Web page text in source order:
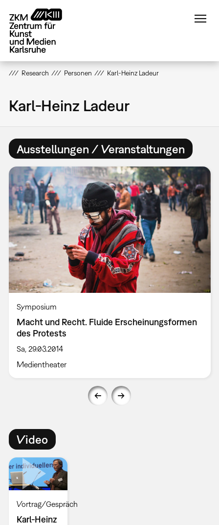
zum
Inhalt
Research Personen Karl-Heinz Ladeur
Karl-Heinz Ladeur
Ausstellungen / Veranstaltungen
Symposium
Macht und Recht. Fluide Erscheinungsformen
des Protests
Sa, 29.03.2014
Medientheater
Video
Vortrag/Gespräch
Karl-Heinz